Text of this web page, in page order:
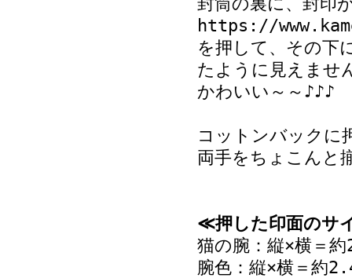
https://
を押して、その下
たように見えませ
かわいい～～♪♪♪
コットンバックに
両手をちょこんと
≪押した印面のサ
猫の腕：縦×横＝
腕色：縦×横＝約